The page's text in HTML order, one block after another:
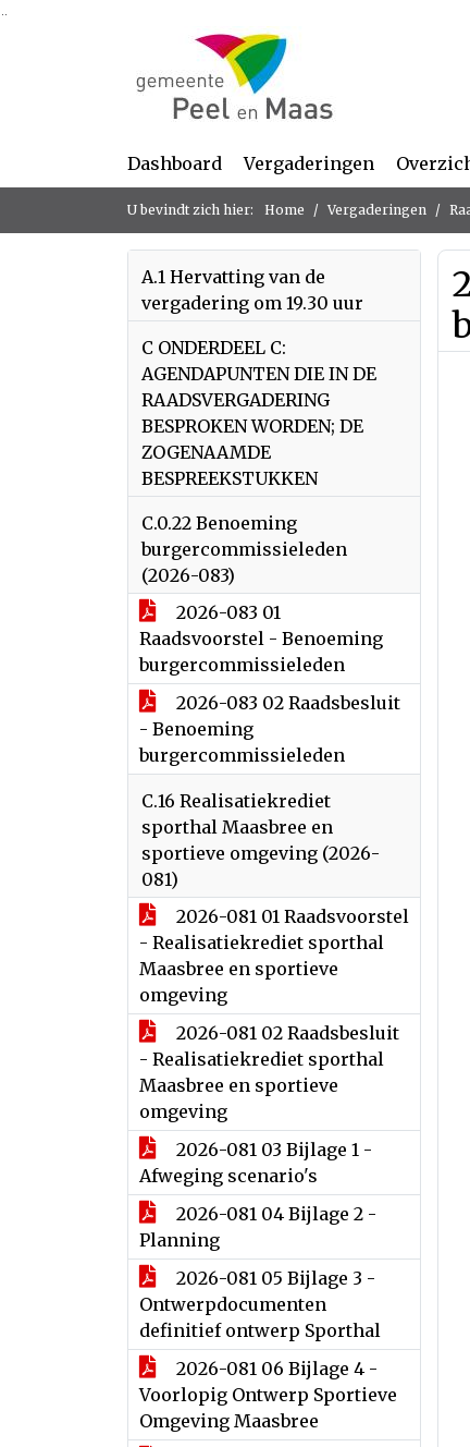
Ga naar de inhoud van deze pagina
Dashboard Vergaderingen
U bevindt zich hier: Home Vergaderingen
A.1 Hervatting van de
vergadering om 19.30 uur
C ONDERDEEL C:
AGENDAPUNTEN DIE IN DE
RAADSVERGADERING
BESPROKEN WORDEN; DE
ZOGENAAMDE
BESPREEKSTUKKEN
C.0.22 Benoeming
burgercommissieleden
(2026-083)
2026-083 01
Raadsvoorstel - Benoeming
burgercommissieleden
2026-083 02 Raadsbesluit
- Benoeming
burgercommissieleden
C.16 Realisatiekrediet
sporthal Maasbree en
sportieve omgeving (2026-
081)
2026-081 01 Raadsvoorstel
- Realisatiekrediet sporthal
Maasbree en sportieve
omgeving
2026-081 02 Raadsbesluit
- Realisatiekrediet sporthal
Maasbree en sportieve
omgeving
2026-081 03 Bijlage 1 -
Afweging scenario's
2026-081 04 Bijlage 2 -
Planning
2026-081 05 Bijlage 3 -
Ontwerpdocumenten
definitief ontwerp Sporthal
2026-081 06 Bijlage 4 -
Voorlopig Ontwerp Sportieve
Omgeving Maasbree